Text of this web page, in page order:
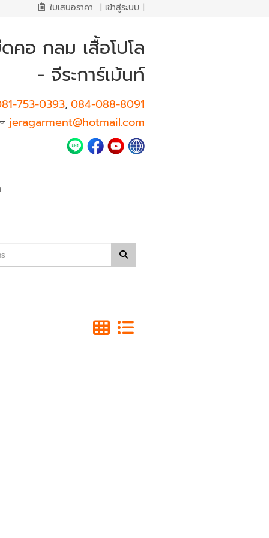
ใบเสนอราคา | เข้าสู่ระบบ |
คอ กลม เสื้อโปโล
- จีระการ์เม้นท์
753-0393, 084-088-8091
jeragarment@hotmail.com